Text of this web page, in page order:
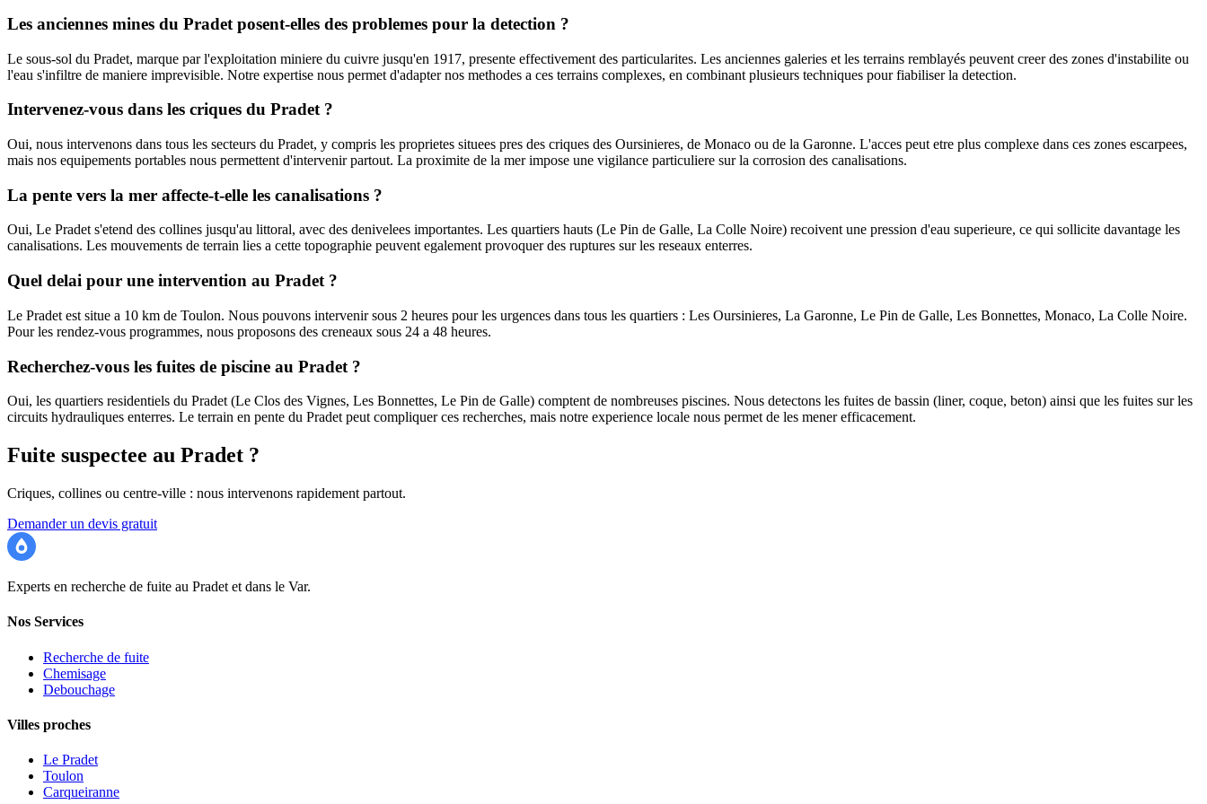
Les anciennes mines du Pradet posent-elles des problemes pour la detection ?
Le sous-sol du Pradet, marque par l'exploitation miniere du cuivre jusqu'en 1917, presente effectivement des particularites. Les anciennes galeries et les terrains remblayés peuvent creer des zones d'instabilite ou
l'eau s'infiltre de maniere imprevisible. Notre expertise nous permet d'adapter nos methodes a ces terrains complexes, en combinant plusieurs techniques pour fiabiliser la detection.
Intervenez-vous dans les criques du Pradet ?
Oui, nous intervenons dans tous les secteurs du Pradet, y compris les proprietes situees pres des criques des Oursinieres, de Monaco ou de la Garonne. L'acces peut etre plus complexe dans ces zones escarpees,
mais nos equipements portables nous permettent d'intervenir partout. La proximite de la mer impose une vigilance particuliere sur la corrosion des canalisations.
La pente vers la mer affecte-t-elle les canalisations ?
Oui, Le Pradet s'etend des collines jusqu'au littoral, avec des denivelees importantes. Les quartiers hauts (Le Pin de Galle, La Colle Noire) recoivent une pression d'eau superieure, ce qui sollicite davantage les
canalisations. Les mouvements de terrain lies a cette topographie peuvent egalement provoquer des ruptures sur les reseaux enterres.
Quel delai pour une intervention au Pradet ?
Le Pradet est situe a 10 km de Toulon. Nous pouvons intervenir sous 2 heures pour les urgences dans tous les quartiers : Les Oursinieres, La Garonne, Le Pin de Galle, Les Bonnettes, Monaco, La Colle Noire.
Pour les rendez-vous programmes, nous proposons des creneaux sous 24 a 48 heures.
Recherchez-vous les fuites de piscine au Pradet ?
Oui, les quartiers residentiels du Pradet (Le Clos des Vignes, Les Bonnettes, Le Pin de Galle) comptent de nombreuses piscines. Nous detectons les fuites de bassin (liner, coque, beton) ainsi que les fuites sur les
circuits hydrauliques enterres. Le terrain en pente du Pradet peut compliquer ces recherches, mais notre experience locale nous permet de les mener efficacement.
Fuite suspectee au Pradet ?
Criques, collines ou centre-ville : nous intervenons rapidement partout.
Demander un devis gratuit
Experts en recherche de fuite au Pradet et dans le Var.
Nos Services
Recherche de fuite
Chemisage
Debouchage
Villes proches
Le Pradet
Toulon
Carqueiranne